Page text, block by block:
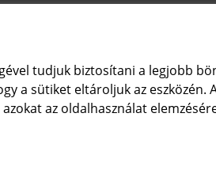
tudjuk biztosítani a legjobb
a sütiket eltároljuk az eszközén.
az oldalhasználat
módosítása
ügyfélszolgálat
4 242 242